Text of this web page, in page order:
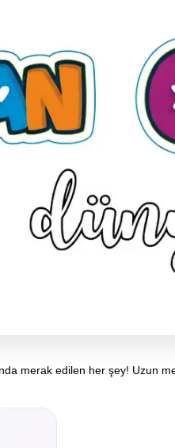
merak edilen her şey! Uzun